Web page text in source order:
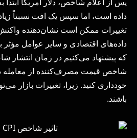
پس از اعلام شاخص، دلار آمریکا
داده است، اما سپس یک افت نسبتاً
تغییرات ممکن است نشان‌دهنده
داده‌های اقتصادی و سایر عوامل
که پیشنهاد می‌کنیم در زمان انتشار
شاخص قیمت مصرف‌کننده از معامله
خودداری کنید. زیرا، تغییرات بازار
باشند.